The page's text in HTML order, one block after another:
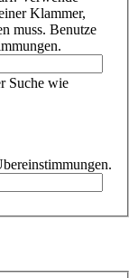
Klammer,
muss. Benutze
Suche wie